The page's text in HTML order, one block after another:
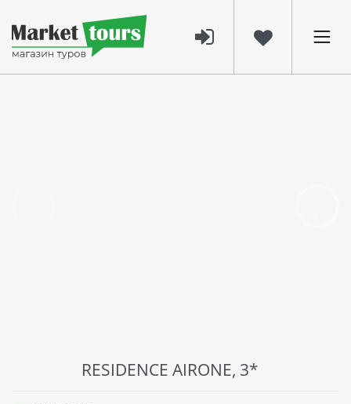
RESIDENCE AIRONE, 3*